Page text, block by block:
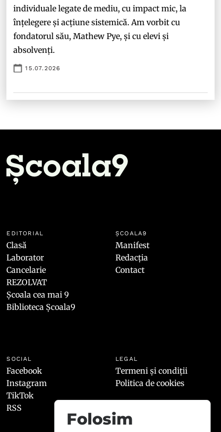
individuale legate de mediu, cu impact mic, la
înțelegere și acțiune sistemică. Am vorbit cu
fondatorul său, Mathew Pye, și cu elevi și
absolvenți.
15.07.2026
EDITORIAL
Clasă
Laborator
Cancelarie
REZOLVAT
Școala cea mai 9
Biblioteca Școala9
ȘCOALA9
Manifest
Redacția
Contact
SOCIAL
Facebook
Instagram
TikTok
RSS
LEGAL
Termeni și condiții
Politica de cookies
Folosim